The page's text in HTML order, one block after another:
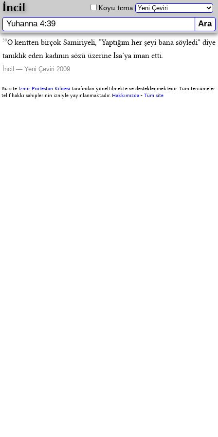
İncil Koyu tema
39O kentten birçok Samiriyeli, “Yaptığım her şeyi bana söyledi” diye
tanıklık eden kadının sözü üzerine İsa’ya iman etti.
İncil — Yeni Çeviri 2009
Bu site İzmir Protestan Kilisesi tarafından yöneltilmekte ve desteklenmektedir. Tüm tercümeler
telif hakkı sahiplerinin izniyle yayınlanmaktadır. Hakkımızda -Tüm site